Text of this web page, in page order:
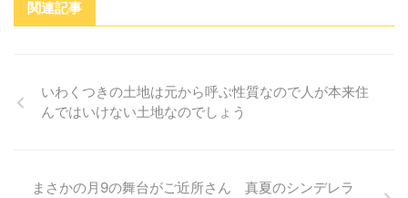
関連記事
いわくつきの土地は元から呼ぶ性質なので人が本来住
んではいけない土地なのでしょう
まさかの月9の舞台がご近所さん 真夏のシンデレラ